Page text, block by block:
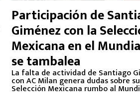
Participación de
Giménez con la
Mexicana en el
se tambalea
La falta de actividad de Santiago
con AC Milan genera dudas sobre
Selección Mexicana rumbo al